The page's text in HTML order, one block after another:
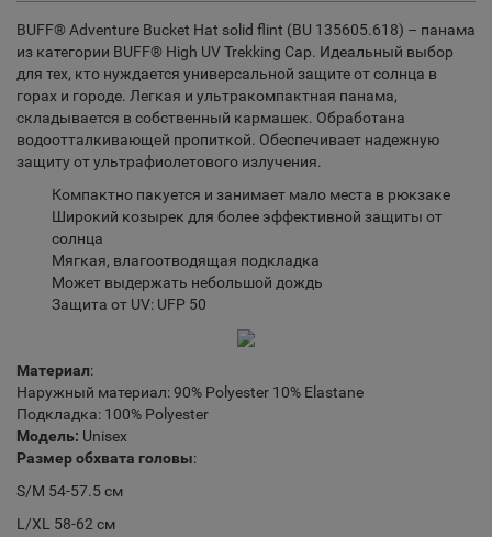
BUFF® Adventure Bucket Hat solid flint (BU 135605.618) – панама
из категории BUFF® High UV Trekking Cap. Идеальный выбор
для тех, кто нуждается универсальной защите от солнца в
горах и городе. Легкая и ультракомпактная панама,
складывается в собственный кармашек. Обработана
водоотталкивающей пропиткой. Обеспечивает надежную
защиту от ультрафиолетового излучения.
Компактно пакуется и занимает мало места в рюкзаке
Широкий козырек для более эффективной защиты от
солнца
Мягкая, влагоотводящая подкладка
Может выдержать небольшой дождь
Защита от UV: UFP 50
Материал:
Наружный материал: 90% Polyester 10% Elastane
Подкладка: 100% Polyester
Модель: Unisex
Размер обхвата головы:
S/M 54-57.5 см
L/XL 58-62 см